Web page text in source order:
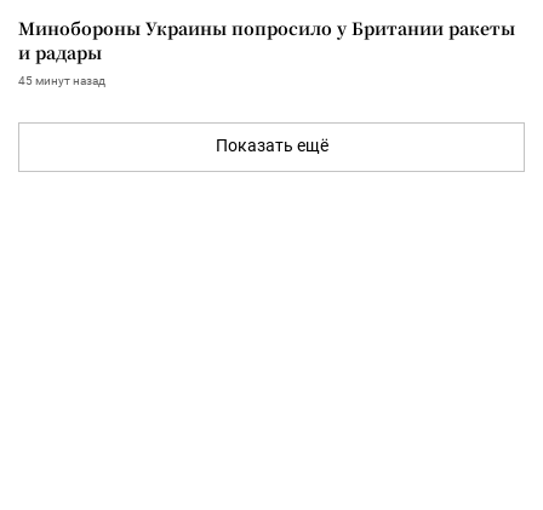
Минобороны Украины попросило у Британии ракеты
и радары
45 минут назад
Показать ещё